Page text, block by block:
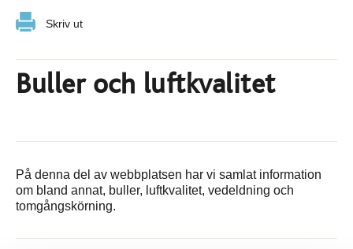
Skriv ut
Buller och luftkvalitet
På denna del av webbplatsen har vi samlat information
om bland annat, buller, luftkvalitet, vedeldning och
tomgångskörning.